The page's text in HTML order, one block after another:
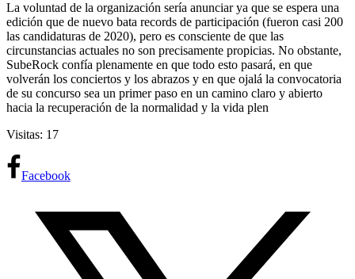
La voluntad de la organización sería anunciar ya que se espera una
edición que de nuevo bata records de participación (fueron casi 200
las candidaturas de 2020), pero es consciente de que las
circunstancias actuales no son precisamente propicias. No obstante,
SubeRock confía plenamente en que todo esto pasará, en que
volverán los conciertos y los abrazos y en que ojalá la convocatoria
de su concurso sea un primer paso en un camino claro y abierto
hacia la recuperación de la normalidad y la vida plen
Visitas: 17
Facebook